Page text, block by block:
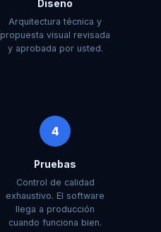
Diseño
Arquitectura técnica y
propuesta visual revisada
y aprobada por usted.
4
Pruebas
Control de calidad
exhaustivo. El software
llega a producción
cuando funciona bien.